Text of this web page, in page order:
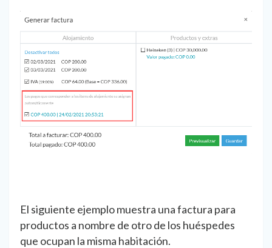
El siguiente ejemplo muestra una factura para
productos a nombre de otro de los huéspedes
que ocupan la misma habitación.